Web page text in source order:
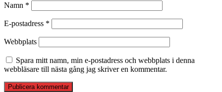
Namn *
E-postadress *
Webbplats
Spara mitt namn, min e-postadress och webbplats i denna
webbläsare till nästa gång jag skriver en kommentar.